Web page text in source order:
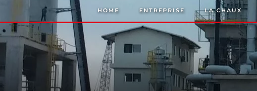
HOME ENTREPRISE LA CHAUX